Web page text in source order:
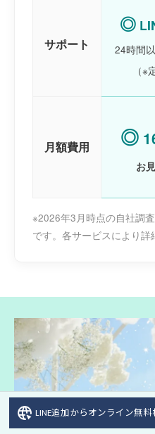
サポート
◎
24時間
（※
月額費用 ◎
お
※2026年3月時点の自社調
です。各サービスにより詳
LINE追加からオンライン無